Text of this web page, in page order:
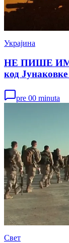
Украјина
НЕ ПИШЕ ИМ
код
pre 00 minuta
Свет